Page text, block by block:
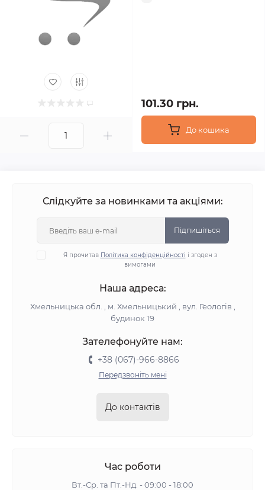
101.30 грн.
До кошика
Слідкуйте за новинками та акціями:
Підпишіться
Я прочитав Політика конфіденційності і згоден з
вимогами
Наша адреса:
Хмельницька обл. , м. Хмельницький , вул. Геологів ,
будинок 19
Зателефонуйте нам:
+38 (067)-966-8866
Передзвоніть мені
До контактів
Час роботи
Вт.-Ср. та Пт.-Нд. - 09:00 - 18:00